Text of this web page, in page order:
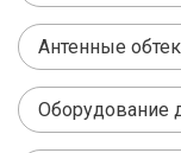
Антенные
Оборудование